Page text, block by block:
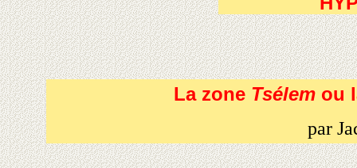
La zone Tsélemou
par